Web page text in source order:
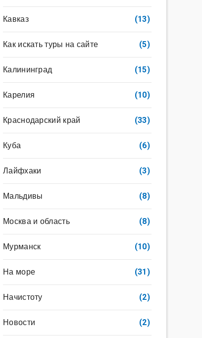
Кавказ (13)
Как искать туры на сайте (5)
Калининград (15)
Карелия (10)
Краснодарский край (33)
Куба (6)
Лайфхаки (3)
Мальдивы (8)
Москва и область (8)
Мурманск (10)
На море (31)
Начистоту (2)
Новости (2)